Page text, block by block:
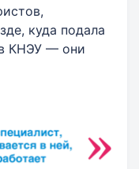
куда подала
КНЭУ — они